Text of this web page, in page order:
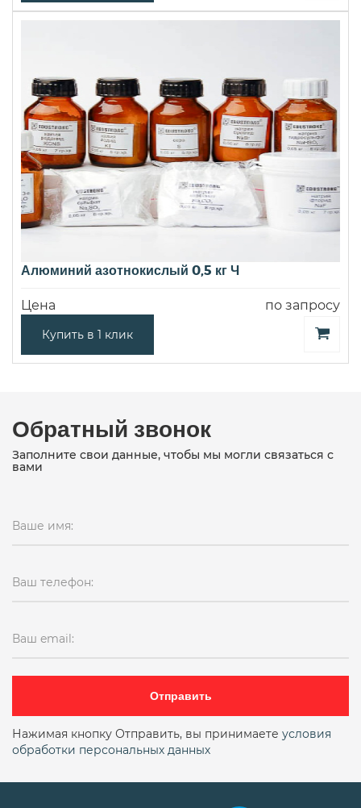
Алюминий азотнокислый 0,5 кг Ч
Цена по запросу
Купить в 1 клик
Обратный звонок
Заполните свои данные, чтобы мы могли связаться с
вами
Ваше имя:
Ваш телефон:
Ваш email:
Отправить
Нажимая кнопку Отправить, вы принимаете условия
обработки персональных данных